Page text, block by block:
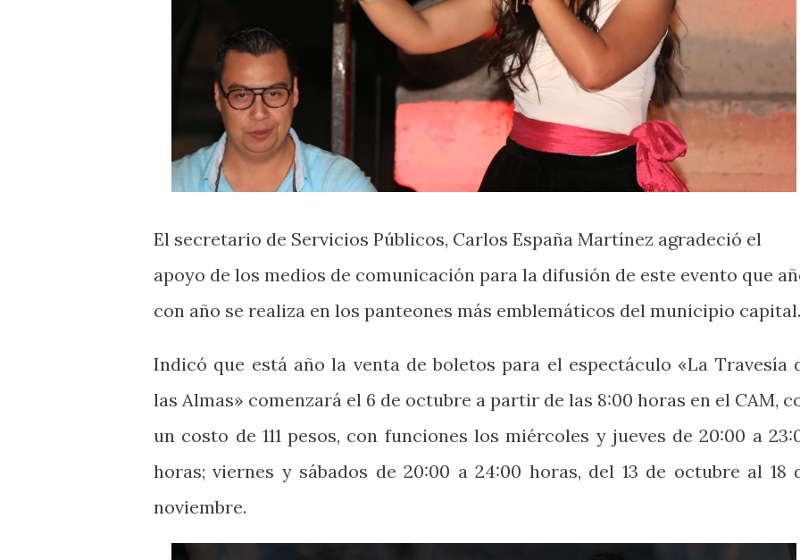
El secretario de Servicios Públicos, Carlos España Martínez agradeció el
apoyo de los medios de comunicación para la difusión de este evento que
con año se realiza en los panteones más emblemáticos del municipio capital.
Indicó que está año la venta de boletos para el espectáculo «La Travesía
las Almas» comenzará el 6 de octubre a partir de las 8:00 horas en el CAM,
un costo de 111 pesos, con funciones los miércoles y jueves de 20:00 a
horas; viernes y sábados de 20:00 a 24:00 horas, del 13 de octubre al 18
noviembre.